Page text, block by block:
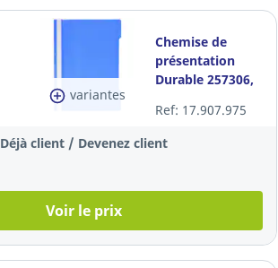
variantes
Chemise de
présentation
Durable 257306,
Ref: 17.907.975
Déjà client / Devenez client
Voir le prix